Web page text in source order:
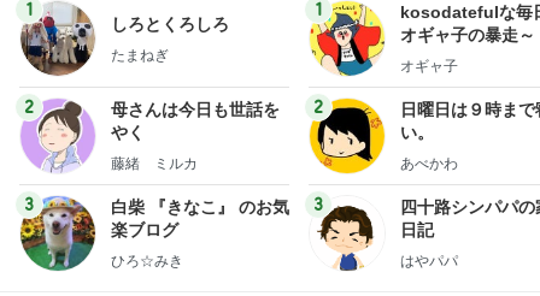
1
しろとくろしろ
たまねぎ
2
母さんは今日も世話を
やく
藤緒 ミルカ
3
白柴 『きなこ』 のお気
楽ブログ
ひろ☆みき
1
kosodatefulな毎
オギャ子の暴走～
オギャ子
2
日曜日は９時まで
い。
あべかわ
3
四十路シンパパの
日記
はやパパ